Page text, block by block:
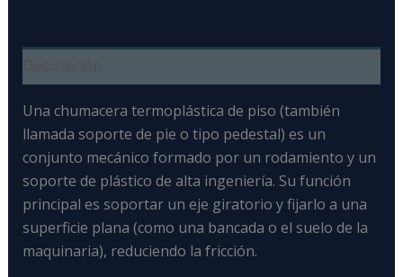
Una chumacera termoplástica de piso (también
llamada soporte de pie o tipo pedestal) es un
conjunto mecánico formado por un rodamiento y un
soporte de plástico de alta ingeniería. Su función
principal es soportar un eje giratorio y fijarlo a una
superficie plana (como una bancada o el suelo de la
maquinaria), reduciendo la fricción.